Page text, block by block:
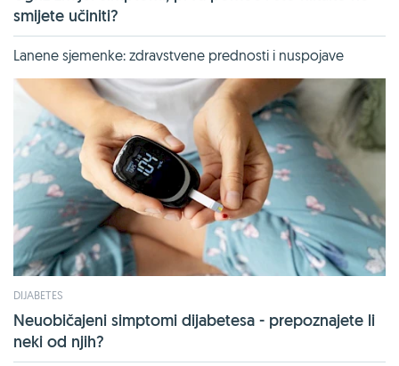
smijete učiniti?
Lanene sjemenke: zdravstvene prednosti i nuspojave
DIJABETES
Neuobičajeni simptomi dijabetesa - prepoznajete li
neki od njih?